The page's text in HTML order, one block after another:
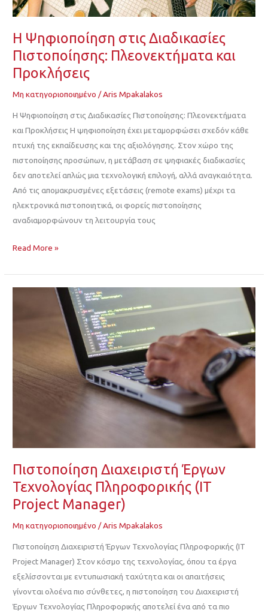
Η Ψηφιοποίηση στις Διαδικασίες
Πιστοποίησης: Πλεονεκτήματα και
Προκλήσεις
Μη κατηγοριοποιημένο /Aris Mpakalakos
Η Ψηφιοποίηση στις Διαδικασίες Πιστοποίησης: Πλεονεκτήματα
και Προκλήσεις Η ψηφιοποίηση έχει μεταμορφώσει σχεδόν κάθε
πτυχή της εκπαίδευσης και της αξιολόγησης. Στον χώρο της
πιστοποίησης προσώπων, η μετάβαση σε ψηφιακές διαδικασίες
δεν αποτελεί απλώς μια τεχνολογική επιλογή, αλλά αναγκαιότητα.
Από τις απομακρυσμένες εξετάσεις (remote exams) μέχρι τα
ηλεκτρονικά πιστοποιητικά, οι φορείς πιστοποίησης
αναδιαμορφώνουν τη λειτουργία τους
Read More »
Πιστοποίηση Διαχειριστή Έργων
Τεχνολογίας Πληροφορικής (IT
Project Manager)
Μη κατηγοριοποιημένο /Aris Mpakalakos
Πιστοποίηση Διαχειριστή Έργων Τεχνολογίας Πληροφορικής (IT
Project Manager) Στον κόσμο της τεχνολογίας, όπου τα έργα
εξελίσσονται με εντυπωσιακή ταχύτητα και οι απαιτήσεις
γίνονται ολοένα πιο σύνθετες, η πιστοποίηση του Διαχειριστή
Έργων Τεχνολογίας Πληροφορικής αποτελεί ένα από τα πιο
Πιστοποίηση
(IT
Project